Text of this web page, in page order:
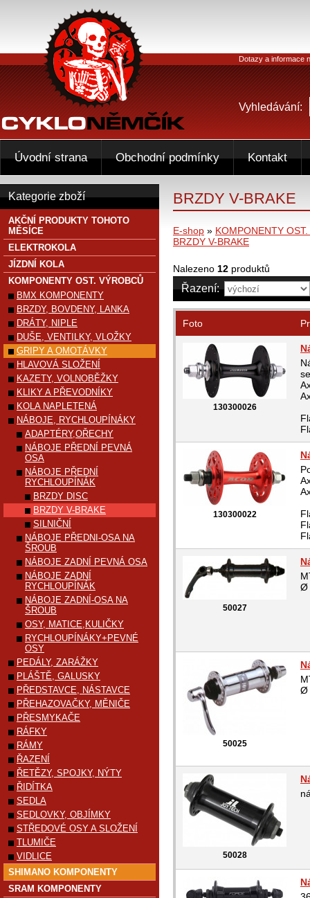
BRZDY V-BRAKE
E-shop » KOMPONENTY
BRZDY V-BRAKE
Nalezeno 12 produktů
Řazení:
Foto
130300026
130300022
50027
Ø
50025
Ø
50028
Kategorie zboží
AKČNÍ PRODUKTY TOHOTO
MĚSÍCE
ELEKTROKOLA
JÍZDNÍ KOLA
KOMPONENTY OST. VÝROBCŮ
BMX KOMPONENTY
BRZDY, BOVDENY, LANKA
DRÁTY, NIPLE
DUŠE, VENTILKY, VLOŽKY
GRIPY A OMOTÁVKY
HLAVOVÁ SLOŽENÍ
KAZETY, VOLNOBĚŽKY
KLIKY A PŘEVODNÍKY
KOLA NAPLETENÁ
NÁBOJE, RYCHLOUPÍNÁKY
ADAPTÉRY,OŘECHY
NÁBOJE PŘEDNÍ PEVNÁ
OSA
NÁBOJE PŘEDNÍ
RYCHLOUPÍNÁK
BRZDY DISC
BRZDY V-BRAKE
SILNIČNÍ
NÁBOJE PŘEDNI-OSA NA
ŠROUB
NÁBOJE ZADNÍ PEVNÁ OSA
NÁBOJE ZADNÍ
RYCHLOUPÍNÁK
NÁBOJE ZADNÍ-OSA NA
ŠROUB
OSY, MATICE,KULIČKY
RYCHLOUPÍNÁKY+PEVNÉ
OSY
PEDÁLY, ZARÁŽKY
PLÁŠTĚ, GALUSKY
PŘEDSTAVCE, NÁSTAVCE
PŘEHAZOVAČKY, MĚNIČE
PŘESMYKAČE
RÁFKY
RÁMY
ŘAZENÍ
ŘETĚZY, SPOJKY, NÝTY
ŘIDÍTKA
SEDLA
SEDLOVKY, OBJÍMKY
STŘEDOVÉ OSY A SLOŽENÍ
TLUMIČE
VIDLICE
SHIMANO KOMPONENTY
SRAM KOMPONENTY
Dotazy a informace
Vyhledávání:
Úvodní strana Obchodní podmínky Kontakt